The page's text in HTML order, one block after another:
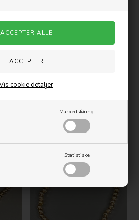
Markedsføring
Statistiske
cookie detaljer
Oxxo Design Halskæde -